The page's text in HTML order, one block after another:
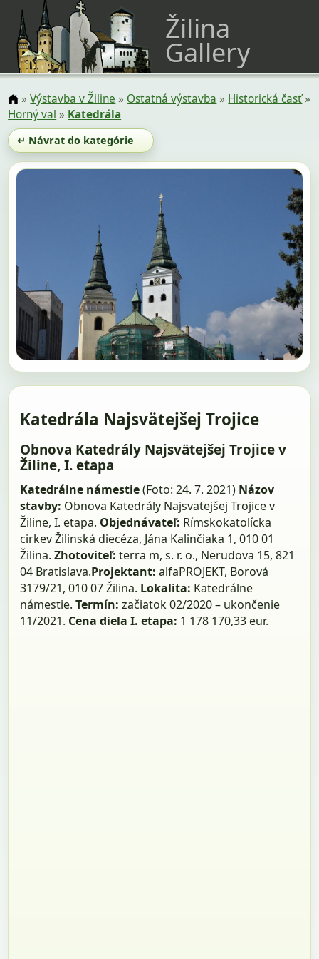
Žilina
Gallery
»Výstavba v Žiline » Ostatná výstavba » Historická časť»
Horný val » Katedrála
↵ Návrat do kategórie
Katedrála Najsvätejšej Trojice
Obnova Katedrály Najsvätejšej Trojice v
Žiline, I. etapa
Katedrálne námestie(Foto: 24. 7. 2021) Názov
stavby: Obnova Katedrály Najsvätejšej Trojice v
Žiline, I. etapa. Objednávateľ: Rímskokatolícka
cirkev Žilinská diecéza, Jána Kalinčiaka 1, 010 01
Žilina.Zhotoviteľ:terra m, s. r. o., Nerudova 15, 821
04 Bratislava.Projektant:alfaPROJEKT, Borová
3179/21, 010 07 Žilina. Lokalita: Katedrálne
námestie.Termín:začiatok 02/2020 – ukončenie
11/2021. Cena diela I. etapa: 1 178 170,33 eur.